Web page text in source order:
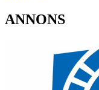
ANNONS